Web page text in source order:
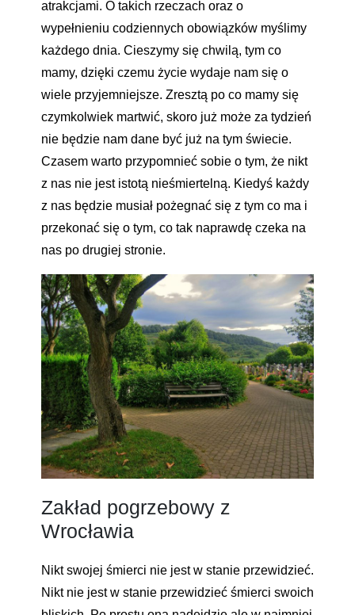
atrakcjami. O takich rzeczach oraz o
wypełnieniu codziennych obowiązków myślimy
każdego dnia. Cieszymy się chwilą, tym co
mamy, dzięki czemu życie wydaje nam się o
wiele przyjemniejsze. Zresztą po co mamy się
czymkolwiek martwić, skoro już może za tydzień
nie będzie nam dane być już na tym świecie.
Czasem warto przypomnieć sobie o tym, że nikt
z nas nie jest istotą nieśmiertelną. Kiedyś każdy
z nas będzie musiał pożegnać się z tym co ma i
przekonać się o tym, co tak naprawdę czeka na
nas po drugiej stronie.
Zakład pogrzebowy z
Wrocławia
Nikt swojej śmierci nie jest w stanie przewidzieć.
Nikt nie jest w stanie przewidzieć śmierci swoich